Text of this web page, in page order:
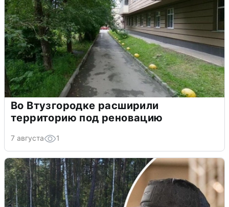
Во Втузгородке расширили
территорию под реновацию
7 августа 1